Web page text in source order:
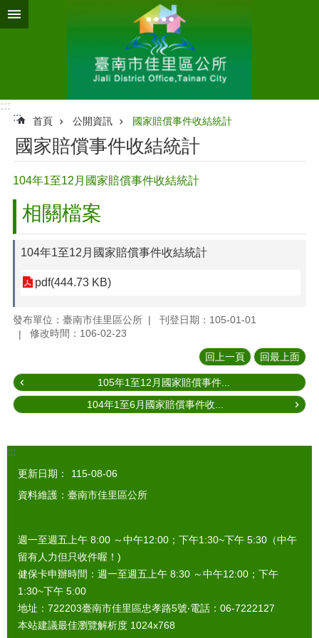
跳到主要內容區塊
:::
:::
首頁 公開資訊 國家賠償事件收結統計
國家賠償事件收結統計
104年1至12月國家賠償事件收結統計
相關檔案
104年1至12月國家賠償事件收結統計
pdf(444.73 KB)
發布單位：臺南市佳里區公所
刊登日期：105-01-01
修改時間：106-02-23
回上一頁 回最上面
105年1至12月國家賠償事件...
104年1至6月國家賠償事件收...
:::
更新日期：
115-08-06
資料維護：臺南市佳里區公所
週一至週五上午 8:00 ～中午12:00；下午1:30~下午 5:30（中午
留有人力但只收件喔！)
健保卡申辦時間：週一至週五上午 8:30 ～中午12:00；下午
1:30~下午 5:00
地址：722203臺南市佳里區忠孝路5號‧電話：06-7222127
本站建議最佳瀏覽解析度 1024x768